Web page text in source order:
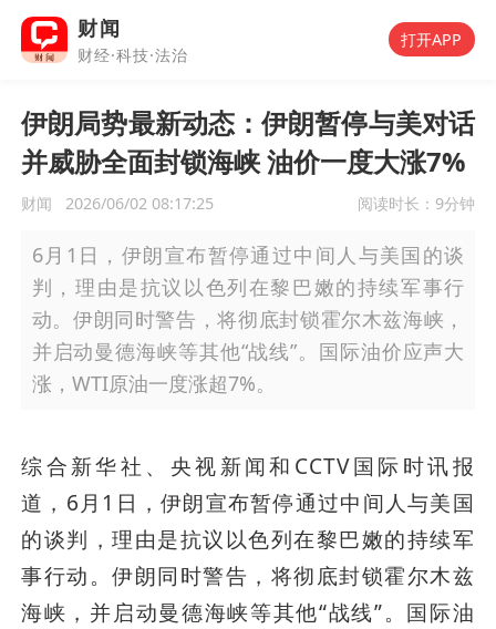
财闻
财经·科技·法治
打开APP
伊朗局势最新动态：伊朗暂停与美对话
并威胁全面封锁海峡 油价一度大涨7%
财闻 2026/06/02 08:17:25 阅读时长： 9分钟
6月1日，伊朗宣布暂停通过中间人与美国的谈
判，理由是抗议以色列在黎巴嫩的持续军事行
动。伊朗同时警告，将彻底封锁霍尔木兹海峡，
并启动曼德海峡等其他“战线”。国际油价应声大
涨，WTI原油一度涨超7%。
综合新华社、央视新闻和CCTV国际时讯报
道，6月1日，伊朗宣布暂停通过中间人与美国
的谈判，理由是抗议以色列在黎巴嫩的持续军
事行动。伊朗同时警告，将彻底封锁霍尔木兹
海峡，并启动曼德海峡等其他“战线”。国际油